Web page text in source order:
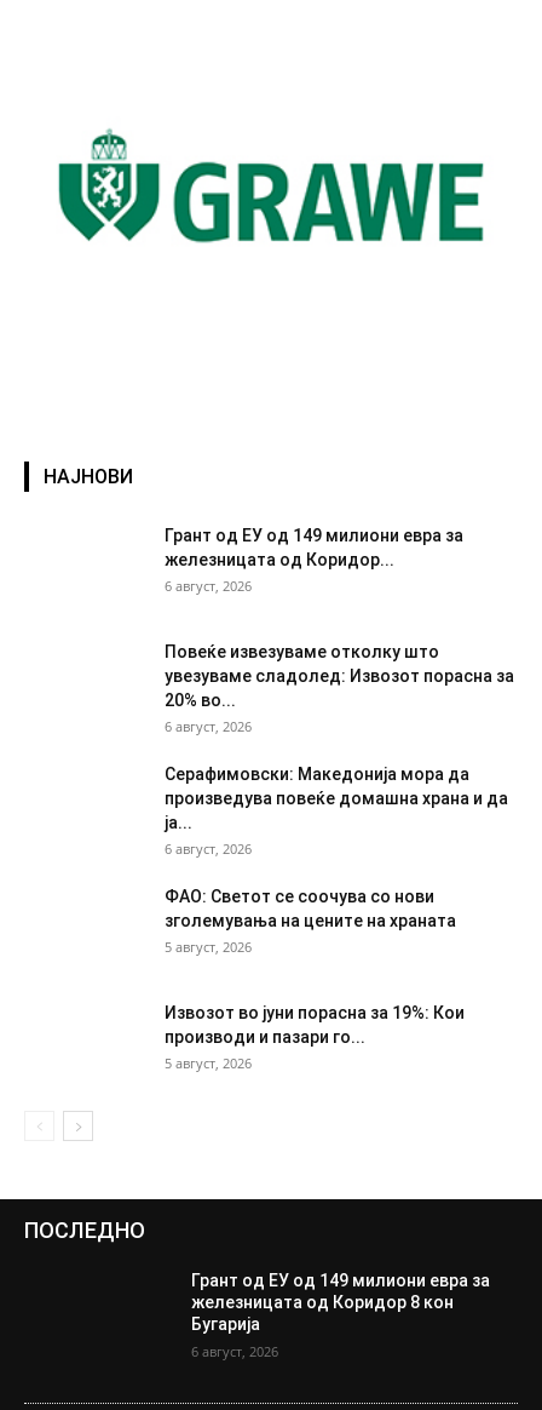
НАЈНОВИ
Грант од ЕУ од 149 милиони евра за
железницата од Коридор...
6 август, 2026
Повеќе извезуваме отколку што
увезуваме сладолед: Извозот порасна за
20% во...
6 август, 2026
Серафимовски: Македонија мора да
произведува повеќе домашна храна и да
ја...
6 август, 2026
ФАО: Светот се соочува со нови
зголемувања на цените на храната
5 август, 2026
Извозот во јуни порасна за 19%: Кои
производи и пазари го...
5 август, 2026
ПОСЛЕДНО
Грант од ЕУ од 149 милиони евра за
железницата од Коридор 8 кон
Бугарија
6 август, 2026